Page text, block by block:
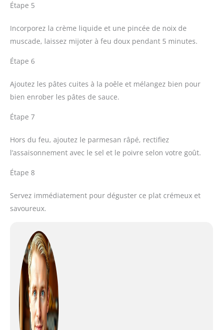
Étape 5
Incorporez la crème liquide et une pincée de noix de
muscade, laissez mijoter à feu doux pendant 5 minutes.
Étape 6
Ajoutez les pâtes cuites à la poêle et mélangez bien pour
bien enrober les pâtes de sauce.
Étape 7
Hors du feu, ajoutez le parmesan râpé, rectifiez
l’assaisonnement avec le sel et le poivre selon votre goût.
Étape 8
Servez immédiatement pour déguster ce plat crémeux et
savoureux.